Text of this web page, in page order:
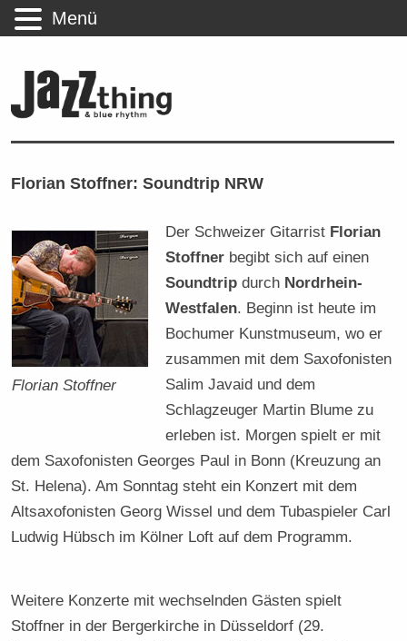
Florian Stoffner: Soundtrip NRW
Florian Stoffner
Der Schweizer Gitarrist Florian
Stoffner begibt sich auf einen
Soundtrip durch Nordrhein-
Westfalen. Beginn ist heute im
Bochumer Kunstmuseum, wo er
zusammen mit dem Saxofonisten
Salim Javaid und dem
Schlagzeuger Martin Blume zu
erleben ist. Morgen spielt er mit
dem Saxofonisten Georges Paul in Bonn (Kreuzung an
St. Helena). Am Sonntag steht ein Konzert mit dem
Altsaxofonisten Georg Wissel und dem Tubaspieler Carl
Ludwig Hübsch im Kölner Loft auf dem Programm.
Weitere Konzerte mit wechselnden Gästen spielt
Stoffner in der Bergerkirche in Düsseldorf (29.
Menü